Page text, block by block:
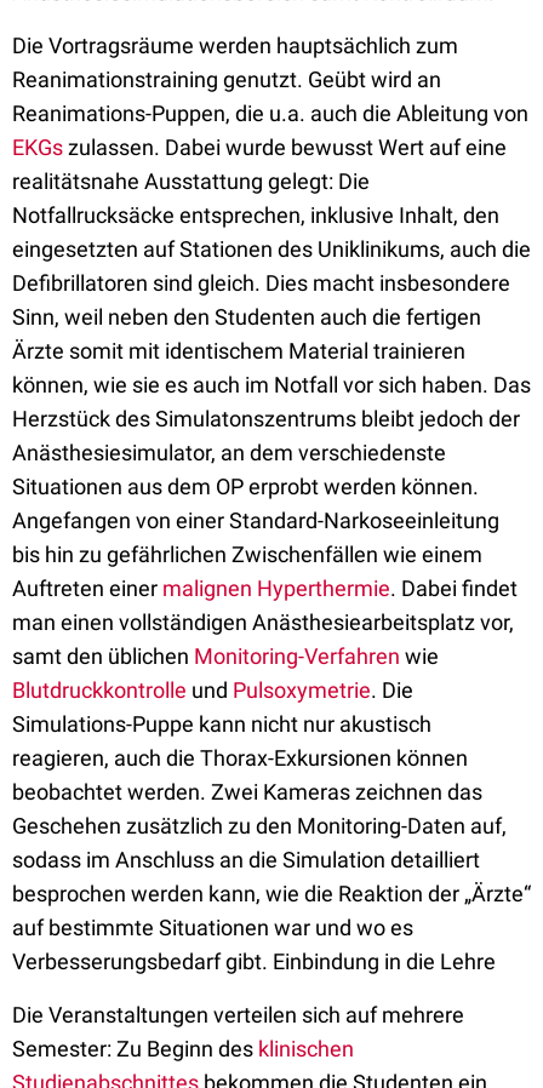
Die Vortragsräume werden hauptsächlich zum
Reanimationstraining genutzt. Geübt wird an
Reanimations-Puppen, die u.a. auch die Ableitung von
EKGszulassen. Dabei wurde bewusst Wert auf eine
realitätsnahe Ausstattung gelegt: Die
Notfallrucksäcke entsprechen, inklusive Inhalt, den
eingesetzten auf Stationen des Uniklinikums, auch die
Defibrillatoren sind gleich. Dies macht insbesondere
Sinn, weil neben den Studenten auch die fertigen
Ärzte somit mit identischem Material trainieren
können, wie sie es auch im Notfall vor sich haben. Das
Herzstück des Simulatonszentrums bleibt jedoch der
Anästhesiesimulator, an dem verschiedenste
Situationen aus dem OP erprobt werden können.
Angefangen von einer Standard-Narkoseeinleitung
bis hin zu gefährlichen Zwischenfällen wie einem
Auftreten einer malignen Hyperthermie. Dabei findet
man einen vollständigen Anästhesiearbeitsplatz vor,
samt den üblichen Monitoring-Verfahren wie
Blutdruckkontrolle und Pulsoxymetrie. Die
Simulations-Puppe kann nicht nur akustisch
reagieren, auch die Thorax-Exkursionen können
beobachtet werden. Zwei Kameras zeichnen das
Geschehen zusätzlich zu den Monitoring-Daten auf,
sodass im Anschluss an die Simulation detailliert
besprochen werden kann, wie die Reaktion der „Ärzte“
auf bestimmte Situationen war und wo es
Verbesserungsbedarf gibt. Einbindung in die Lehre
Die Veranstaltungen verteilen sich auf mehrere
Semester: Zu Beginn des klinischen
Studienabschnittes bekommen die Studenten ein